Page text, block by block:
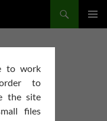
to work
to
the site
files